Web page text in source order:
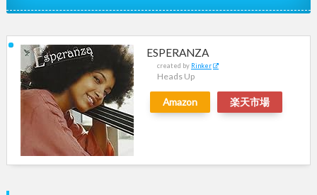
ESPERANZA
created by Rinker
Heads Up
Amazon 楽天市場